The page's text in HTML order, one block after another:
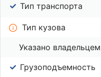
Тип транспорта
Тип кузова
Указано владельцем
Грузоподъемность